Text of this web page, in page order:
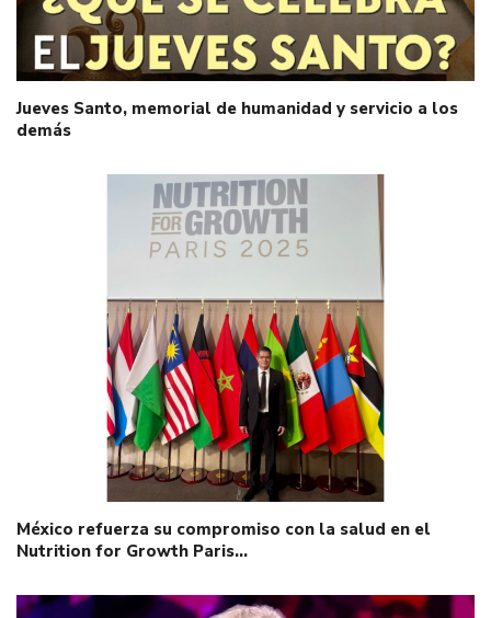
Jueves Santo, memorial de humanidad y servicio a los
demás
México refuerza su compromiso con la salud en el
Nutrition for Growth Paris…